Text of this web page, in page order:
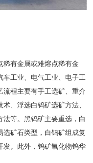
稀有金属或难熔点稀有金
车工业、电气工业、电子工
流程主要有手工选矿、重介
、浮选白钨矿选矿方法、
等。黑钨矿主要重选，白
矿石类型，白钨矿组成复
发。此外，钨矿氧化物钨华